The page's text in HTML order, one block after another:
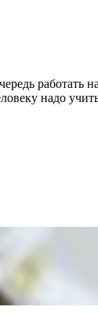
работать
надо